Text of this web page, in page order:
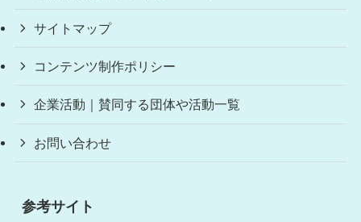
サイトマップ
コンテンツ制作ポリシー
企業活動｜賛同する団体や活動一覧
お問い合わせ
参考サイト